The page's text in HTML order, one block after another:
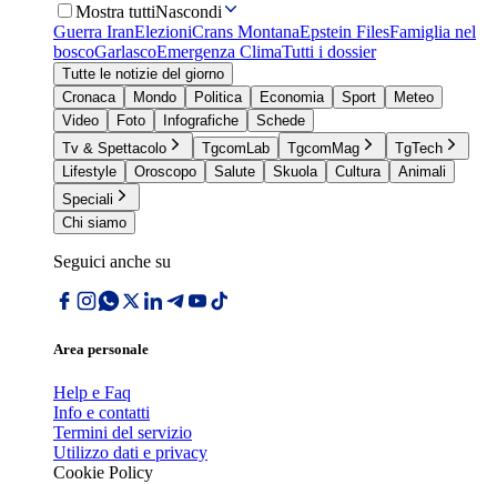
Mostra tuttiNascondi
Guerra IranElezioniCrans MontanaEpstein FilesFamiglia nel
boscoGarlascoEmergenza ClimaTutti i dossier
Tutte le notizie del giorno
Cronaca
Mondo Politica Economia Sport
Meteo
Video
Foto Infografiche
Schede
Tv & Spettacolo
TgcomLab TgcomMag
TgTech
Lifestyle
Oroscopo Salute Skuola Cultura
Animali
Speciali
Chi siamo
Seguici anche su
Area personale
Help e Faq
Info e contatti
Termini del servizio
Utilizzo dati e privacy
Cookie Policy